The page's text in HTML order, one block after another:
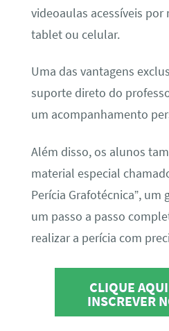
videoaulas acessíveis
tablet ou celular.
Uma das vantagens
suporte direto do
um acompanhamento
Além disso, os alunos
material especial
Perícia Grafotécnica”,
um passo a passo
realizar a perícia com
CLIQUE
INSCREVER